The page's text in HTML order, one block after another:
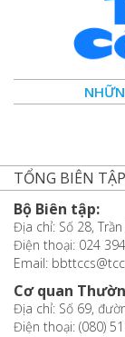
TỔNG BIÊN
Bộ Biên tập:
Địa chỉ: Số 28,
Điện thoại: 024
Email:
Cơ quan
Địa chỉ: Số 69,
Điện thoại: (080)